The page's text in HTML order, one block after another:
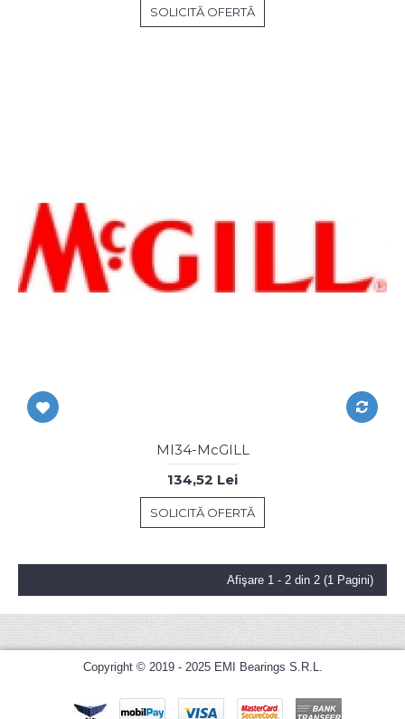
SOLICITĂ OFERTĂ
MI34-McGILL
134,52 Lei
SOLICITĂ OFERTĂ
Afişare 1 - 2 din 2 (1 Pagini)
Copyright © 2019 - 2025 EMI Bearings S.R.L.